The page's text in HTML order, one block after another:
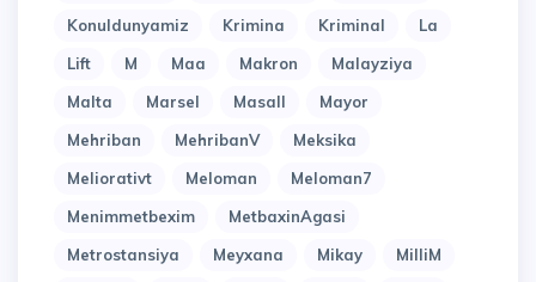
Konuldunyamiz
Krimina Kriminal
La
Lift
M Maa Makron
Malayziya
Malta
Marsel Masall
Mayor
Mehriban
MehribanV
Meksika
Meliorativt
Meloman
Meloman7
Menimmetbexim
MetbaxinAgasi
Metrostansiya
Meyxana Mikay
MilliM